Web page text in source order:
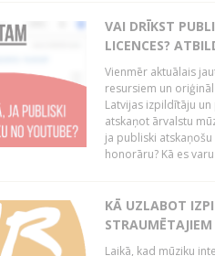
VAI DRĪKST
LICENCES?
Vienmēr aktuālais
resursiem un
Latvijas izpildītāju
atskaņot ārvalstu
ja publiski
honorāru? Kā es
KĀ UZLABOT
Laikā, kad mūziku